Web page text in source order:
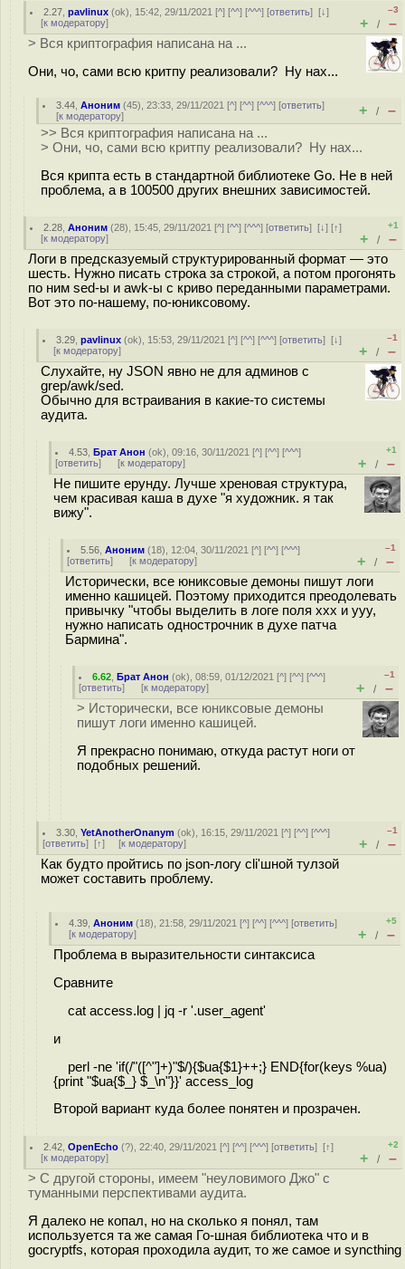
2.27 ,pavlinux (ok), 15:42, 29/11/2021 [^] [^^] [^^^] [ответить][↓]
[к модератору]
–3
+ / –
> Вся криптография написана на ...
Они, чо, сами всю критпу реализовали? Ну нах...
3.44 ,Аноним (45), 23:33, 29/11/2021 [^] [^^] [^^^] [ответить]
[к модератору] + / –
>> Вся криптография написана на ...
> Они, чо, сами всю критпу реализовали? Ну нах...
Вся крипта есть в стандартной библиотеке Go. Не в ней
проблема, а в 100500 других внешних зависимостей.
2.28 ,Аноним (28), 15:45, 29/11/2021 [^] [^^] [^^^] [ответить][↓] [↑]
[к модератору]
+1
+ / –
Логи в предсказуемый структурированный формат — это
шесть. Нужно писать строка за строкой, а потом прогонять
по ним sed-ы и awk-ы с криво переданными параметрами.
Вот это по-нашему, по-юниксовому.
3.29 ,pavlinux (ok), 15:53, 29/11/2021 [^] [^^] [^^^] [ответить][↓]
[к модератору]
–1
+ / –
Слухайте, ну JSON явно не для админов с
grep/awk/sed.
Обычно для встраивания в какие-то системы
аудита.
4.53 ,Брат Анон (ok), 09:16, 30/11/2021 [^] [^^] [^^^]
[ответить] [к модератору]
+1
+ / –
Не пишите ерунду. Лучше хреновая структура,
чем красивая каша в духе "я художник. я так
вижу".
5.56 ,Аноним (18), 12:04, 30/11/2021 [^] [^^] [^^^]
[ответить] [к модератору]
–1
+ / –
Исторически, все юниксовые демоны пишут логи
именно кашицей. Поэтому приходится преодолевать
привычку "чтобы выделить в логе поля xxx и yyy,
нужно написать однострочник в духе патча
Бармина".
6.62 ,Брат Анон (ok), 08:59, 01/12/2021 [^] [^^] [^^^]
[ответить] [к модератору]
–1
+ / –
> Исторически, все юниксовые демоны
пишут логи именно кашицей.
Я прекрасно понимаю, откуда растут ноги от
подобных решений.
3.30 ,YetAnotherOnanym (ok), 16:15, 29/11/2021 [^] [^^] [^^^]
[ответить] [↑] [к модератору]
–1
+ / –
Как будто пройтись по json-логу cli'шной тулзой
может составить проблему.
4.39 ,Аноним (18), 21:58, 29/11/2021 [^] [^^] [^^^] [ответить]
[к модератору]
+5
+ / –
Проблема в выразительности синтаксиса
Сравните
cat access.log | jq -r '.user_agent'
и
perl -ne 'if(/"([^"]+)"$/){$ua{$1}++;} END{for(keys %ua)
{print "$ua{$_} $_\n"}}' access_log
Второй вариант куда более понятен и прозрачен.
2.42 ,OpenEcho (?), 22:40, 29/11/2021 [^] [^^] [^^^] [ответить][↑]
[к модератору]
+2
+ / –
> С другой стороны, имеем "неуловимого Джо" с
туманными перспективами аудита.
Я далеко не копал, но на сколько я понял, там
используется та же самая Го-шная библиотека что и в
gocryptfs, которая проходила аудит, то же самое и syncthing